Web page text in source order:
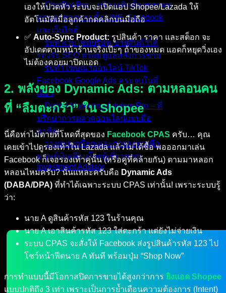
ChatBot Pro – บริการติดตั้งแชทบอท
ครบทุกช่องทาง ทั้ง LINE, Facebook
และเว็บไซต์
รับทำเว็บไซต์บริษัท ขายสินค้าได้
รองรับ SEO พร้อมดูแลหลังการขาย
รับทำโฆษณาออนไลน์ TikTok
Facebook Google Ads ครบจบในที่
เดียว
Digital Marketing Advisor Pro – ที่
ปรึกษาการตลาดออนไลน์แบบมือ
อาชีพ
วางแผนเกษียณและการลงทุนเพื่อ
มนุษย์เงินเดือนโดยผู้เชี่ยวชาญ
Investment Advisor
ผลงานที่ผ่านมา
เองให้ปวดหัว ระบบจะเปิดแอป Shopee/Lazada ให้
อัตโนมัติเมื่อลูกค้ากดคลิกบนมือถือ
✅ Auto-Sync Product: รูปสินค้า ราคา และสต็อก จะ
อัปเดตตามหน้าร้านจริงเป๊ะๆ ถ้าของหมด แอดก็หยุดวิ่งเอง
ไม่ต้องคอยมาปิดแอด
2. พลังของ Dynamic Ads: ตามหลอนคน
ที่ “ลืมตะกร้า” ใน Shopee
นี่คือท่าไม้ตายที่โหดที่สุดของ Facebook CPAS ครับ… คุณ
เคยเข้าไปดูรองเท้าใน Lazada แล้วไม่ได้ซื้อ พอออกมาเล่น
Facebook ก็เจอรองเท้าคู่นั้น (หรือคู่ที่คล้ายกัน) ตามมาหลอก
หลอนไหมครับ? นั่นแหละครับคือ Dynamic Ads
(DABA/DPA) ที่ทำได้เฉพาะระบบ CPAS เท่านั้น! เพราะระบบรู้
ว่า:
นาย A ดูสินค้ารหัส 123 ในร้านคุณ
นาย A เอาสินค้ารหัส 123 ใส่ตะกร้า แต่ยังไม่จ่ายเงิน
ระบบ CPAS จะสั่งให้ Facebook ส่งรูปสินค้ารหัส 123 ไป
โชว์หน้าฟีดนาย A ทันที พร้อมปุ่ม “Shop Now”
การทำแบบนี้มีโอกาสปิดการขายได้สูงกว่าการ ยิงแอด Shopee
แบบปกติถึง 3 เท่า เพราะเป็นการย้ำเตือนความต้องการ (Intent)